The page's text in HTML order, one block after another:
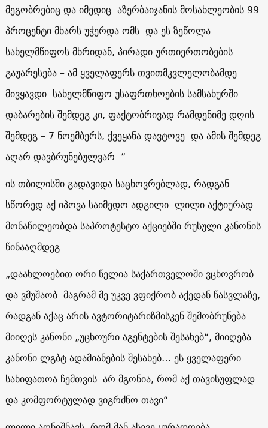
მეგობრებიც და იმედიც. აზერბაიჯანის მოსახლეობის 99
პროცენტი მხარს უჭერდა ომს. და ეს ზეწოლა
სახელმწიფოს მხრიდან, პირადი ურთიერთობების
გაუარესება – ამ ყველაფერს თვითმკვლელობამდე
მივყავდი. სახელმწიფო უსაფრთხოების სამსახურში
დაბარების შემდეგ კი, ფაქტობრივად რამდენიმე დღის
შემდეგ – 7 ნოემბერს, ქვეყანა დავტოვე. და ამის შემდეგ
აღარ დავბრუნებულვარ. ”
ის თბილისში გადავიდა საცხოვრებლად, რადგან
სწორედ აქ იპოვა საიმედო ადგილი. ლილი აქტიურად
მონაწილეობდა საპროტესტო აქციებში რუსული კანონის
წინააღმდეგ.
„დაახლოებით ორი წელია საქართველოში ვცხოვრობ
და ვმუშაობ. მაგრამ მე უკვე ვფიქრობ აქედან წასვლაზე,
რადგან აქაც არის ავტორიტარიზმისკენ შემობრუნება.
მიიღეს კანონი „უცხოური აგენტების შესახებ“, მიიღება
კანონი ლგბტ ადამიანების შესახებ… ეს ყველაფერი
სახიფათოა ჩემთვის. არ მგონია, რომ აქ თავისუფლად
და კომფორტულად ვიგრძნო თავი“.